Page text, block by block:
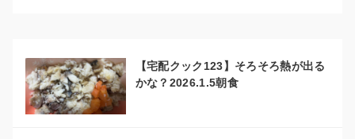
【宅配クック123】そろそろ熱が出る
かな？2026.1.5朝食